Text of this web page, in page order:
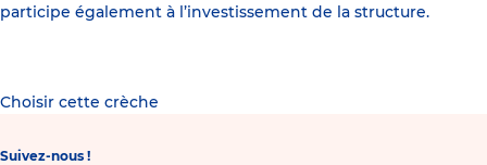
participe également à l’investissement de la structure.
Choisir cette crèche
Suivez-nous !